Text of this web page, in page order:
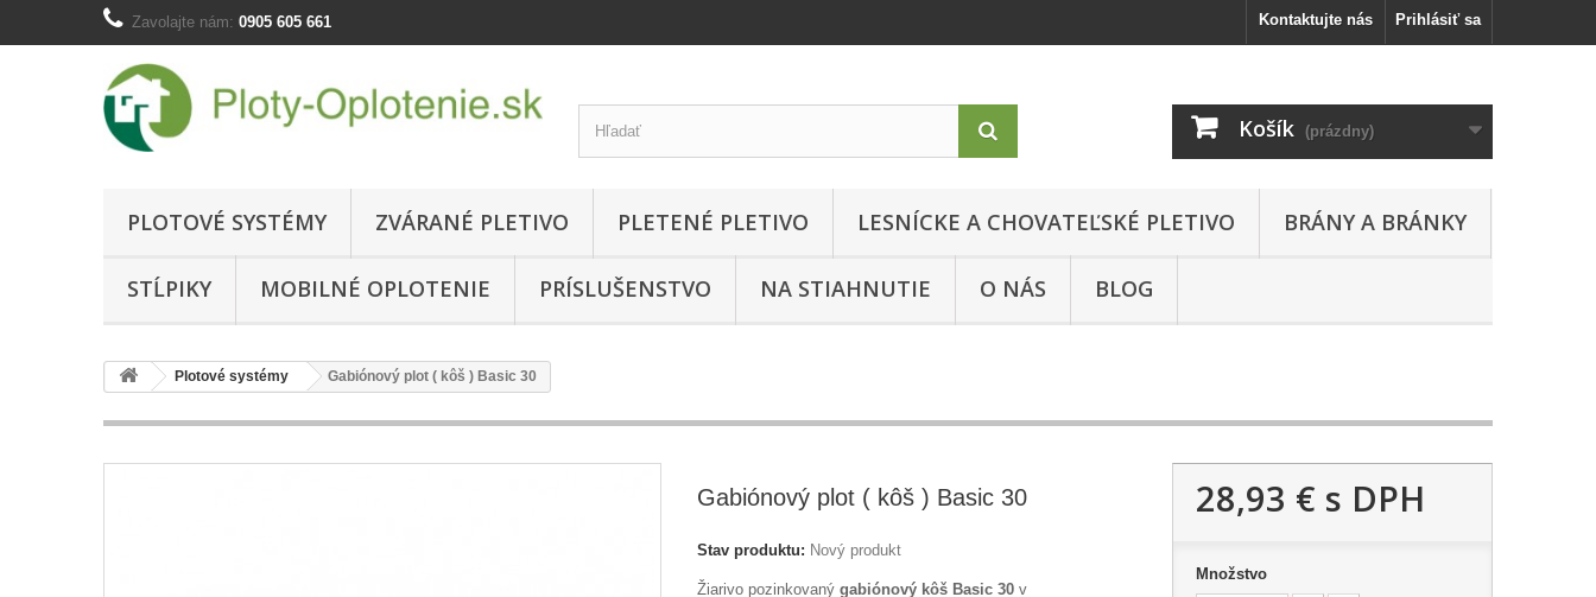
Prihlásiť sa
Kontaktujte nás
Zavolajte nám: 0905 605 661
Košík (prázdny)
PLOTOVÉ SYSTÉMY ZVÁRANÉ PLETIVO PLETENÉ PLETIVO LESNÍCKE A CHOVATEĽSKÉ PLETIVO BRÁNY A BRÁNKY
STĹPIKY MOBILNÉ OPLOTENIE PRÍSLUŠENSTVO NA STIAHNUTIE O NÁS BLOG
Plotové systémy Gabiónový plot ( kôš ) Basic 30
Gabiónový plot ( kôš ) Basic 30
Stav produktu: Nový produkt
Žiarivo pozinkovaný gabiónový kôš Basic 30 v
28,93 € s DPH
Množstvo